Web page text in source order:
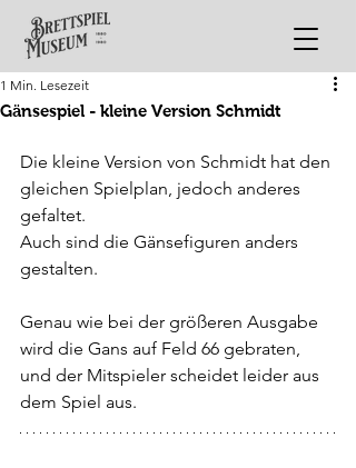
Gänsespiel - kleine Version Schmidt
1 Min. Lesezeit
Die kleine Version von Schmidt hat den
gleichen Spielplan, jedoch anderes
gefaltet.
Auch sind die Gänsefiguren anders
gestalten.
Genau wie bei der größeren Ausgabe
wird die Gans auf Feld 66 gebraten,
und der Mitspieler scheidet leider aus
dem Spiel aus.